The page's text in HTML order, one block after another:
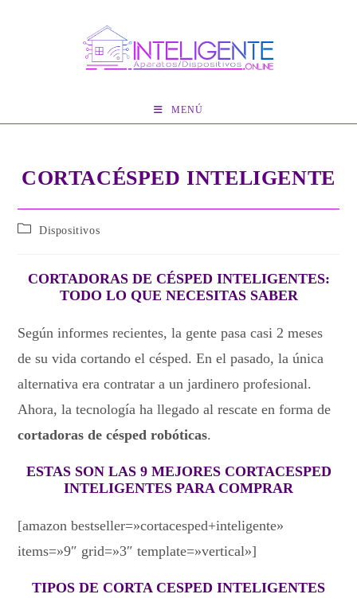
MENÚ
CORTACÉSPED INTELIGENTE
Categoría
entrada:
Dispositivos
CORTADORAS DE CÉSPED INTELIGENTES:
TODO LO QUE NECESITAS SABER
Según informes recientes, la gente pasa casi 2 meses
de su vida cortando el césped. En el pasado, la única
alternativa era contratar a un jardinero profesional.
Ahora, la tecnología ha llegado al rescate en forma de
cortadoras de césped robóticas.
ESTAS SON LAS 9 MEJORES CORTACESPED
INTELIGENTES PARA COMPRAR
[amazon bestseller=»cortacesped+inteligente»
items=»9″ grid=»3″ template=»vertical»]
TIPOS DE CORTA CESPED INTELIGENTES